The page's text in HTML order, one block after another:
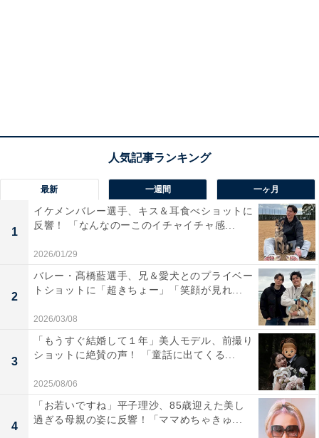
最新 一週間 一ヶ月
1
イケメンバレー選手、キス＆耳食べショットに
反響！ 「なんなのーこのイチャイチャ感...
2026/01/29
2
バレー・髙橋藍選手、兄＆愛犬とのプライベー
トショットに「超きちょー」「笑顔が見れ...
2026/03/08
3
「もうすぐ結婚して１年」美人モデル、前撮り
ショットに絶賛の声！ 「童話に出てくる...
2025/08/06
4
「お若いですね」平子理沙、85歳迎えた美し
過ぎる母親の姿に反響！「ママめちゃきゅ...